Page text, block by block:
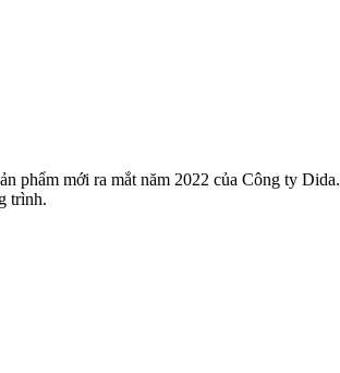
phẩm mới ra mắt năm 2022 của Công ty Dida.
trình.